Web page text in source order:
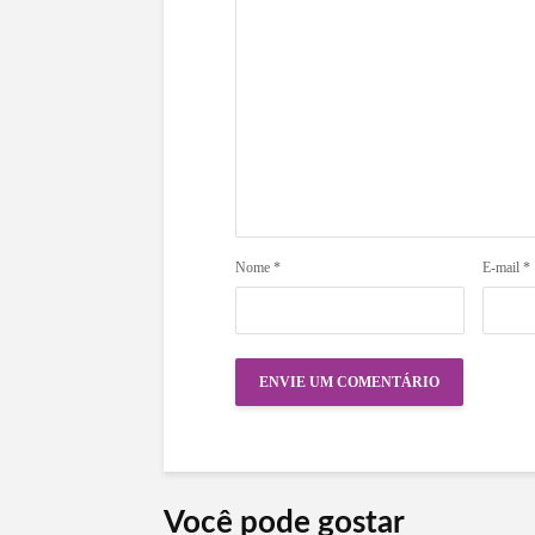
Nome * E-mail *
Você pode gostar